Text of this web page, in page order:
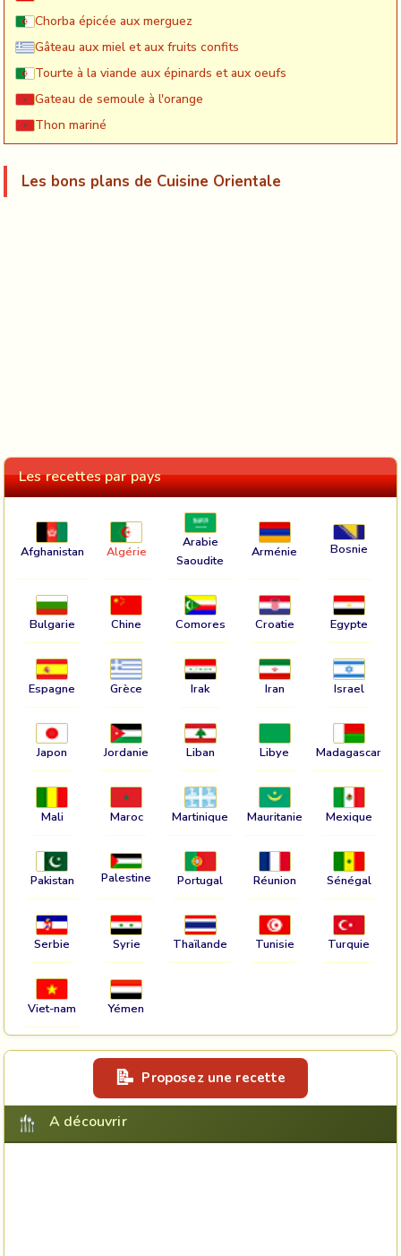
Chorba épicée aux merguez
Gâteau aux miel et aux fruits confits
Tourte à la viande aux épinards et aux oeufs
Gateau de semoule à l'orange
Thon mariné
Les bons plans de Cuisine Orientale
Les recettes par pays
Afghanistan Algérie
Arabie
Saoudite
Arménie Bosnie
Bulgarie Chine Comores Croatie Egypte
Espagne Grèce Irak Iran Israel
Japon Jordanie Liban Libye Madagascar
Mali Maroc Martinique Mauritanie Mexique
Pakistan Palestine Portugal Réunion Sénégal
Serbie Syrie Thaïlande Tunisie Turquie
Viet-nam Yémen
Proposez une recette
A découvrir